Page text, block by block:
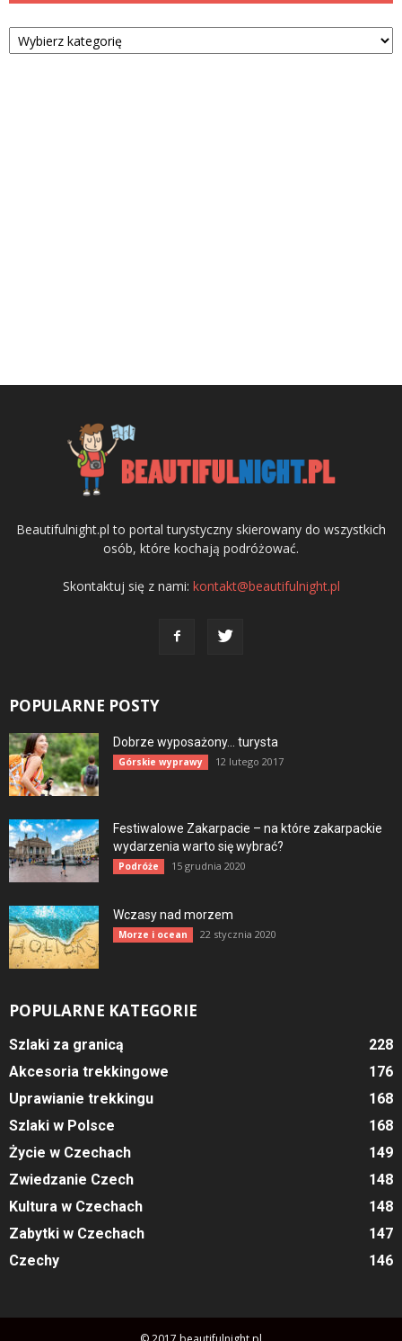
Kategorie
Beautifulnight.pl to portal turystyczny skierowany do wszystkich
osób, które kochają podróżować.
Skontaktuj się z nami: kontakt@beautifulnight.pl
POPULARNE POSTY
Dobrze wyposażony… turysta
Górskie wyprawy 12 lutego 2017
Festiwalowe Zakarpacie – na które zakarpackie
wydarzenia warto się wybrać?
Podróże 15 grudnia 2020
Wczasy nad morzem
Morze i ocean 22 stycznia 2020
POPULARNE KATEGORIE
Szlaki za granicą
228
Akcesoria trekkingowe
176
Uprawianie trekkingu
168
Szlaki w Polsce
168
Życie w Czechach
149
Zwiedzanie Czech
148
Kultura w Czechach
148
Zabytki w Czechach
147
Czechy
146